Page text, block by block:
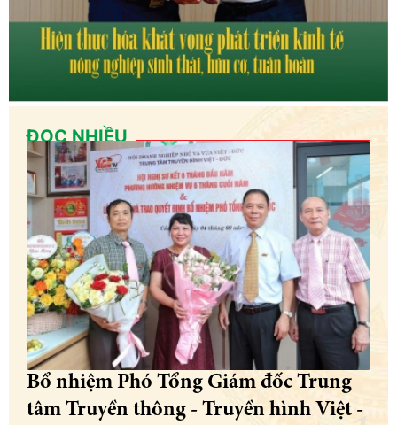
ĐỌC NHIỀU
Bổ nhiệm Phó Tổng Giám đốc Trung
tâm Truyền thông - Truyền hình Việt -